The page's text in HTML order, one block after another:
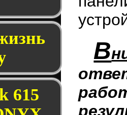
В
615